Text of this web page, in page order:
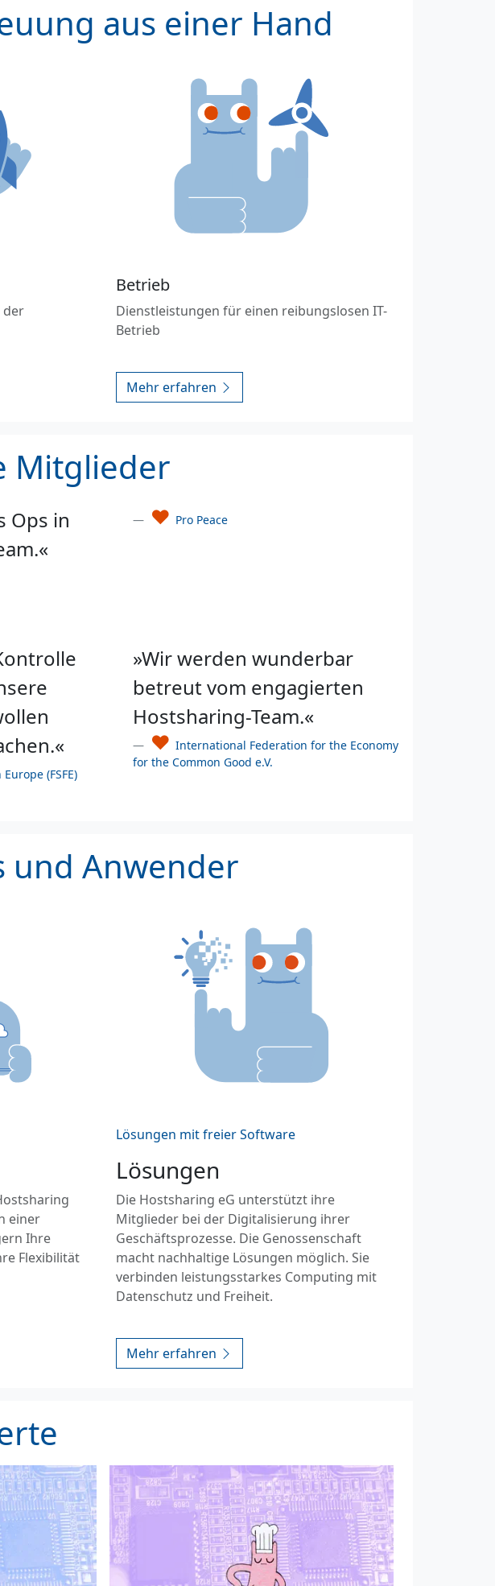
aus einer Hand
der
Betrieb
Dienstleistungen für einen reibungslosen IT-
Betrieb
Mehr erfahren
Mitglieder
Ops in
♥ Pro Peace
(FSFE)
»Wir werden wunderbar
betreut vom engagierten
Hostsharing-Team.«
♥ International Federation for the Economy
for the Common Good e.V.
und Anwender
einer
Ihre
Flexibilität
Lösungen mit freier Software
Lösungen
Die Hostsharing eG unterstützt ihre
Mitglieder bei der Digitalisierung ihrer
Geschäftsprozesse. Die Genossenschaft
macht nachhaltige Lösungen möglich. Sie
verbinden leistungsstarkes Computing mit
Datenschutz und Freiheit.
Mehr erfahren